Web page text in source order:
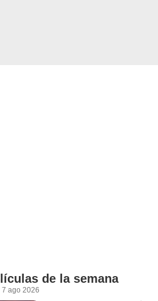
de la semana
7 ago 2026